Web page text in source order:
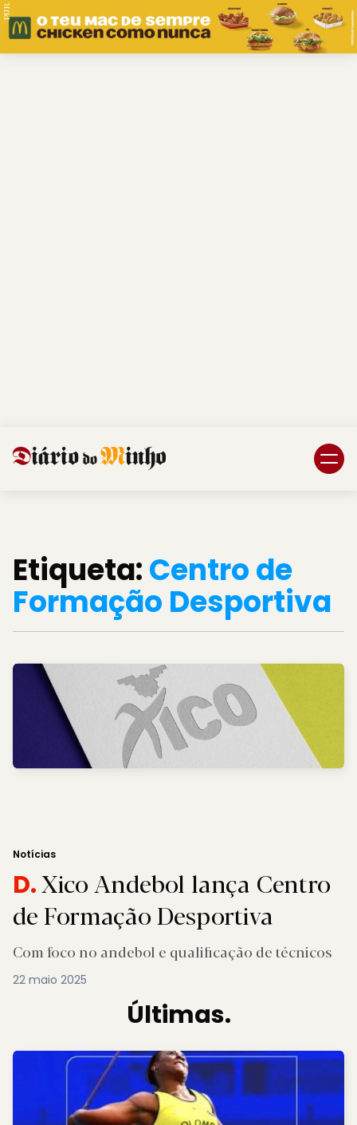
PUB.
Etiqueta:Centro de
Formação Desportiva
Notícias
D.Xico Andebol lança Centro
de Formação Desportiva
Com foco no andebol e qualificação de técnicos
22 maio 2025
Últimas.